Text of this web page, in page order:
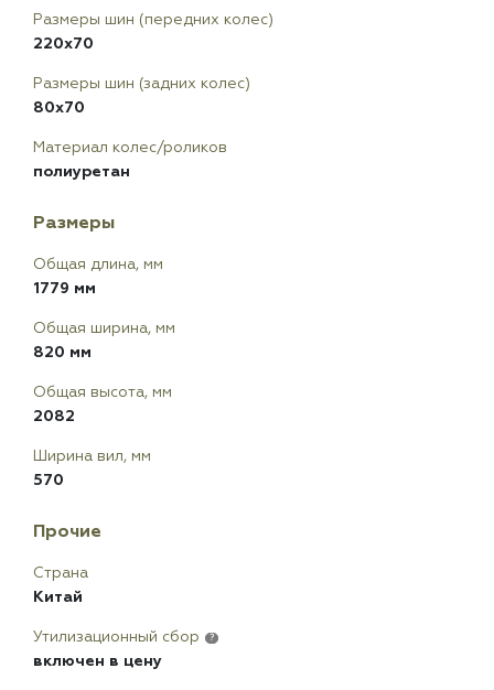
Размеры шин (передних колес)
220х70
Размеры шин (задних колес)
80х70
Материал колес/роликов
полиуретан
Размеры
Общая длина, мм
1779 мм
Общая ширина, мм
820 мм
Общая высота, мм
2082
Ширина вил, мм
570
Прочие
Страна
Китай
Утилизационный сбор ?
включен в цену